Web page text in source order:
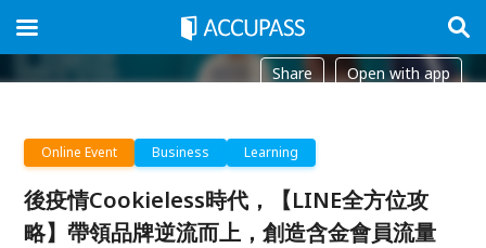
Share Open with app
Online Event Business Learning
後疫情Cookieless時代，【LINE全方位攻
略】帶領品牌逆流而上，創造含金會員流量